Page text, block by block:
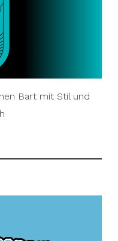
Bart mit Stil und